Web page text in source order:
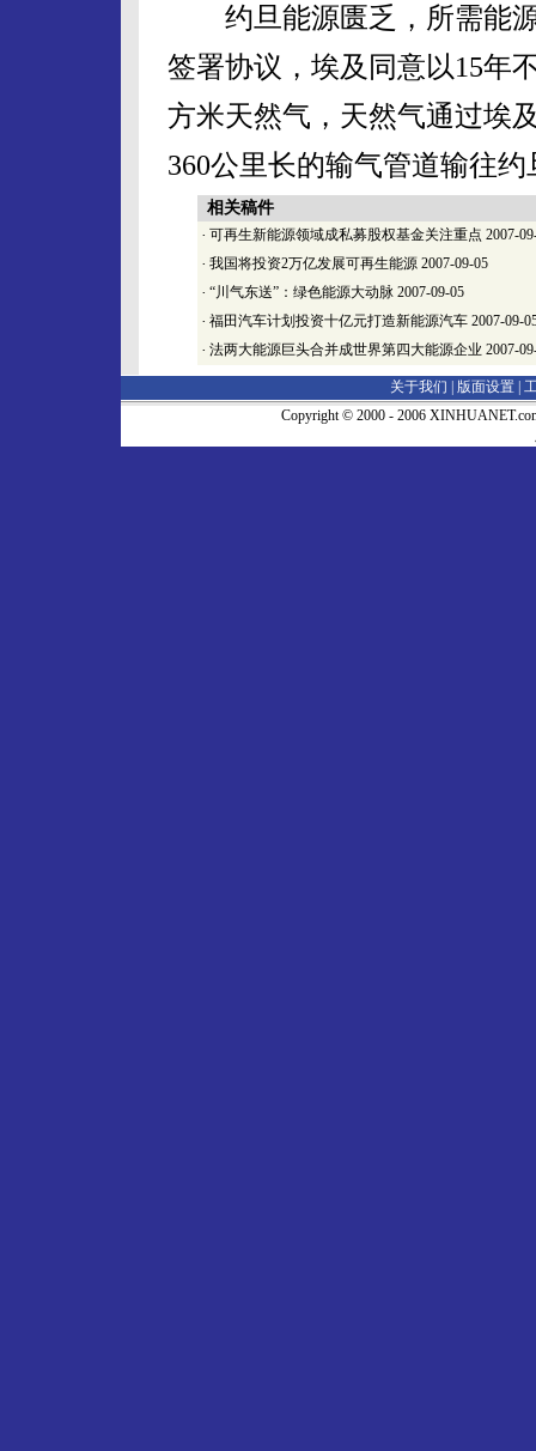
约旦能源匮乏，所需能源
签署协议，埃及同意以15年
方米天然气，天然气通过埃
360公里长的输气管道输往约
相关稿件
· 可再生新能源领域成私募股权基金关注重点 2007-
· 我国将投资2万亿发展可再生能源 2007-09-05
· “川气东送”：绿色能源大动脉 2007-09-05
· 福田汽车计划投资十亿元打造新能源汽车 2007-09-
· 法两大能源巨头合并成世界第四大能源企业 2007-
关于我们 | 版面设置
Copyright © 2000 - 2006